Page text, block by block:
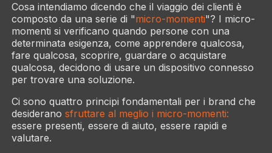
Cosa intendiamo dicendo che il viaggio dei clienti è
composto da una serie di "micro-momenti"? I micro-
momenti si verificano quando persone con una
determinata esigenza, come apprendere qualcosa,
fare qualcosa, scoprire, guardare o acquistare
qualcosa, decidono di usare un dispositivo connesso
per trovare una soluzione.
Ci sono quattro principi fondamentali per i brand che
desiderano sfruttare al meglio i micro-momenti:
essere presenti, essere di aiuto, essere rapidi e
valutare.